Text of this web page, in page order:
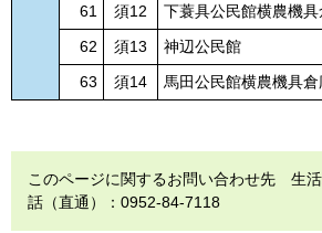
61
須12 下蓑具公民館横農機具
62
須13 神辺公民館
63
須14 馬田公民館横農機具倉
このページに関するお問い合わせ先
話（直通）：0952-84-7118